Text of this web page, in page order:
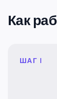
Как
ШАГ I